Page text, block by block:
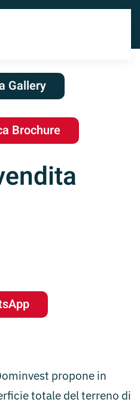
Gallery
Brochure
propone in
totale del terreno di